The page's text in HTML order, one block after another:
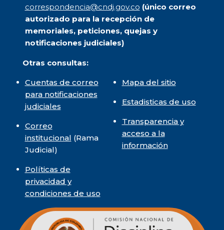
correspondencia@cndj.gov.co (único correo
autorizado para la recepción de
memoriales, peticiones, quejas y
notificaciones judiciales)
Otras consultas:
Cuentas de correo
para notificaciones
judiciales
Correo
institucional (Rama
Judicial)
Políticas de
privacidad y
condiciones de uso
Mapa del sitio
Estadisticas de uso
Transparencia y
acceso a la
información